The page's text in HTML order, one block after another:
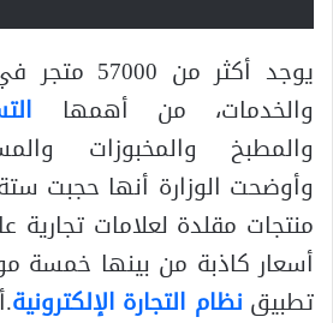
يوجد أكثر
والخدمات، من أهمها
والمطبخ والمخبوزات
وأوضحت الوزارة أنها حجبت
منتجات مقلدة لعلامات
أسعار كاذبة من بينها خمسة
تطبيق نظام التجارة الإلكترونية